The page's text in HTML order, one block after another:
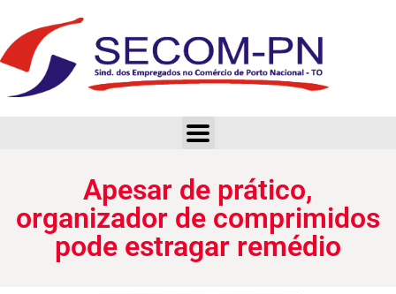
Apesar de prático,
organizador de comprimidos
pode estragar remédio